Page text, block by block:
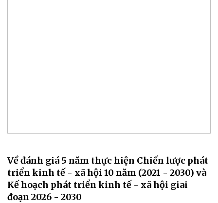
Về đánh giá 5 năm thực hiện Chiến lược phát
triển kinh tế - xã hội 10 năm (2021 - 2030) và
Kế hoạch phát triển kinh tế - xã hội giai
đoạn 2026 - 2030